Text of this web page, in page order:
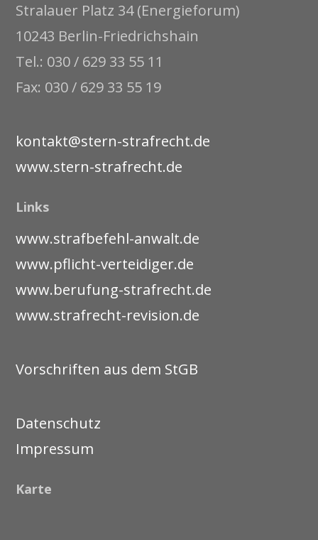
Stralauer Platz 34 (Energieforum)
10243 Berlin-Friedrichshain
Tel.: 030 / 629 33 55 11
Fax: 030 / 629 33 55 19
kontakt@stern-strafrecht.de
www.stern-strafrecht.de
Links
www.strafbefehl-anwalt.de
www.pflicht-verteidiger.de
www.berufung-strafrecht.de
www.strafrecht-revision.de
Vorschriften aus dem StGB
Datenschutz
Impressum
Karte